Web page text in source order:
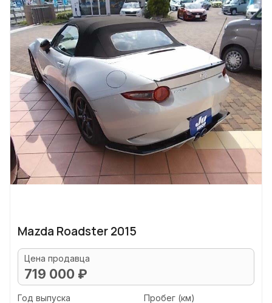
Mazda Roadster 2015
Цена продавца
719 000 ₽
Год выпуска Пробег (км)